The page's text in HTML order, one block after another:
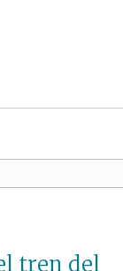
tren del